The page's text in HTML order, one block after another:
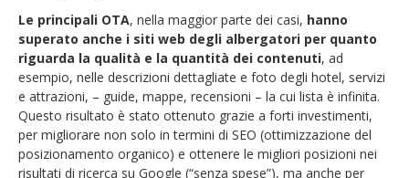
Le principali OTA, nella maggior parte dei casi, hanno
superato anche i siti web degli albergatori per quanto
riguarda la qualità e la quantità dei contenuti, ad
esempio, nelle descrizioni dettagliate e foto degli hotel, servizi
e attrazioni, – guide, mappe, recensioni – la cui lista è infinita.
Questo risultato è stato ottenuto grazie a forti investimenti,
per migliorare non solo in termini di SEO (ottimizzazione del
posizionamento organico) e ottenere le migliori posizioni nei
risultati di ricerca su Google (“senza spese”), ma anche per